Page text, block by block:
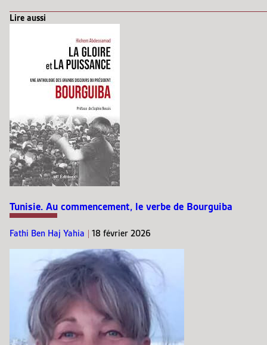
Lire aussi
Tunisie. Au commencement, le verbe de Bourguiba
Fathi Ben Haj Yahia | 18 février 2026